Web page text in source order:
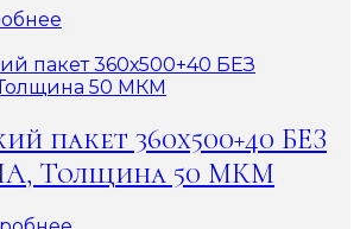
пакет 360х500+40 БЕЗ
Толщина 50 МКМ